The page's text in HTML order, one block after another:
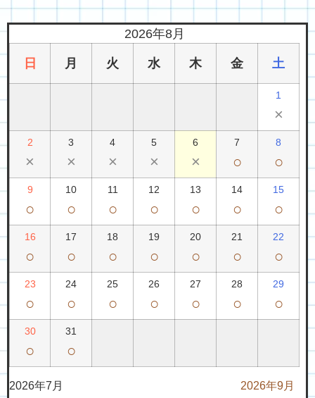
2026年8月
日 月 火 水 木 金 土
1
×
2
×
3
×
4
×
5
×
6
×
7
○
8
○
9
○
10
○
11
○
12
○
13
○
14
○
15
○
16
○
17
○
18
○
19
○
20
○
21
○
22
○
23
○
24
○
25
○
26
○
27
○
28
○
29
○
30
○
31
○
2026年7月 2026年9月